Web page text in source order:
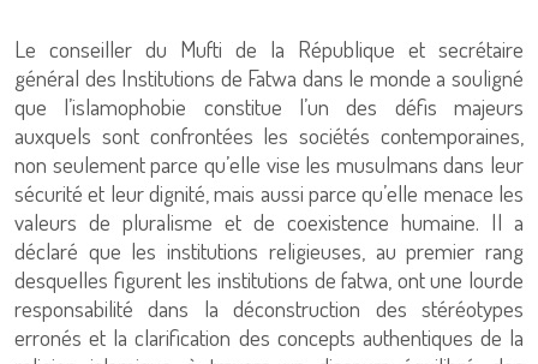
Le conseiller du Mufti de la République et secrétaire
général des Institutions de Fatwa dans le monde a souligné
que l’islamophobie constitue l’un des défis majeurs
auxquels sont confrontées les sociétés contemporaines,
non seulement parce qu’elle vise les musulmans dans leur
sécurité et leur dignité, mais aussi parce qu’elle menace les
valeurs de pluralisme et de coexistence humaine. Il a
déclaré que les institutions religieuses, au premier rang
desquelles figurent les institutions de fatwa, ont une lourde
responsabilité dans la déconstruction des stéréotypes
erronés et la clarification des concepts authentiques de la